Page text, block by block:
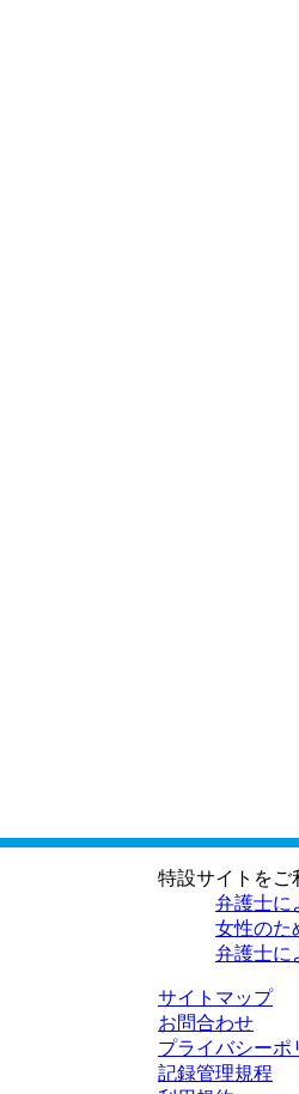
特設サイトをご
弁護士に
女性のた
弁護士に
サイトマップ
お問合わせ
プライバシーポ
記録管理規程